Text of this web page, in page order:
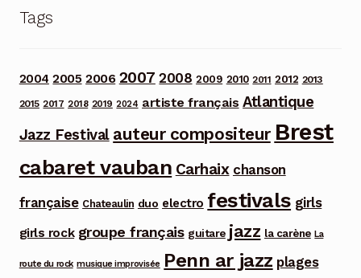
Tags
2004 2005 2006 2007 2008 2009 2010 2011 2012 2013
2015 2017 2018 2019 2024 artiste français Atlantique
Jazz Festival auteur compositeur Brest
cabaret vauban Carhaix chanson
française Chateaulin duo electro festivals girls
girls rock groupe français guitare jazz la carène La
route du rock musique improvisée Penn ar jazz plages